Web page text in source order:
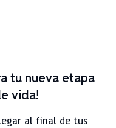
tu nueva etapa
vida!
al final de tus